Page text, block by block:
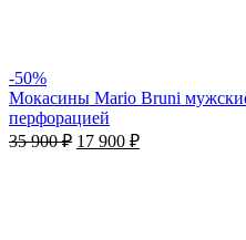
-50%
Мокасины Mario Bruni
перфорацией
35 900₽ 17 900 ₽